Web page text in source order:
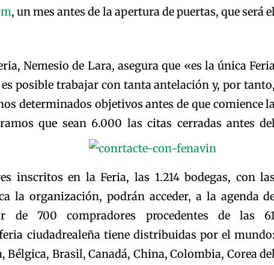
, un mes antes de la apertura de puertas, que será
Nemesio de Lara, asegura que «es la única
posible trabajar con tanta antelación y, por tanto,
determinados objetivos antes de que comience
que sean 6.000 las citas cerradas antes
inscritos en la Feria, las 1.214 bodegas, con las
la organización, podrán acceder, a la agenda
de 700 compradores procedentes de las
ciudadrealeña tiene distribuidas por el mundo:
Bélgica, Brasil, Canadá, China, Colombia, Corea